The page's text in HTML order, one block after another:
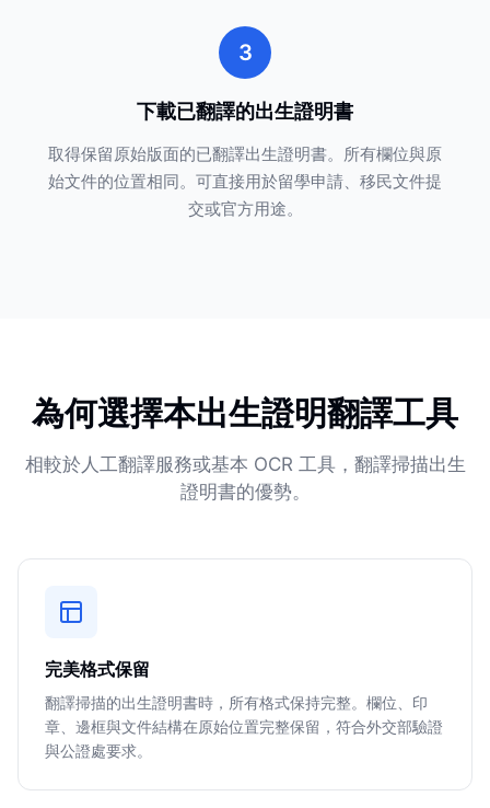
3
下載已翻譯的出生證明書
取得保留原始版面的已翻譯出生證明書。所有欄位與原
始文件的位置相同。可直接用於留學申請、移民文件提
交或官方用途。
為何選擇本出生證明翻譯工具
相較於人工翻譯服務或基本 OCR 工具，翻譯掃描出生
證明書的優勢。
完美格式保留
翻譯掃描的出生證明書時，所有格式保持完整。欄位、印
章、邊框與文件結構在原始位置完整保留，符合外交部驗證
與公證處要求。